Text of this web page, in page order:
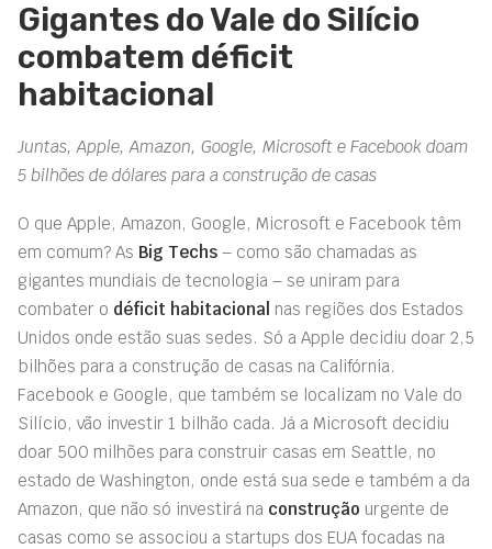
Gigantes do Vale do Silício
combatem déficit
habitacional
Juntas, Apple, Amazon, Google, Microsoft e Facebook doam
5 bilhões de dólares para a construção de casas
O que Apple, Amazon, Google, Microsoft e Facebook têm
em comum? As Big Techs – como são chamadas as
gigantes mundiais de tecnologia – se uniram para
combater o déficit habitacional nas regiões dos Estados
Unidos onde estão suas sedes. Só a Apple decidiu doar 2,5
bilhões para a construção de casas na Califórnia.
Facebook e Google, que também se localizam no Vale do
Silício, vão investir 1 bilhão cada. Já a Microsoft decidiu
doar 500 milhões para construir casas em Seattle, no
estado de Washington, onde está sua sede e também a da
Amazon, que não só investirá na construção urgente de
casas como se associou a startups dos EUA focadas na